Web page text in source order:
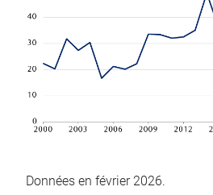
Données en février 2026.